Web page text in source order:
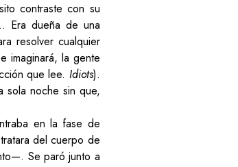
contraste con su
Era dueña de una
resolver cualquier
imaginará, la gente
que lee. Idiots).
sola noche sin que,
en la fase de
del cuerpo de
Se paró junto a